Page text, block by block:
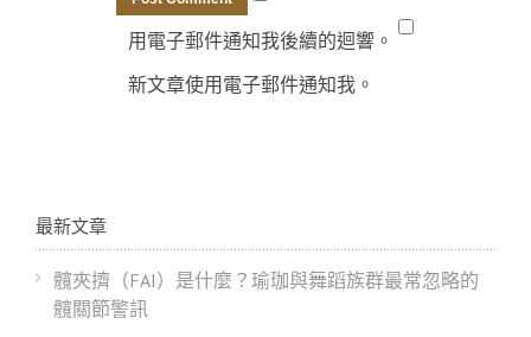
用電子郵件通知我後續的迴響。
新文章使用電子郵件通知我。
最新文章
髖夾擠（FAI）是什麼？瑜珈與舞蹈族群最常忽略的
髖關節警訊